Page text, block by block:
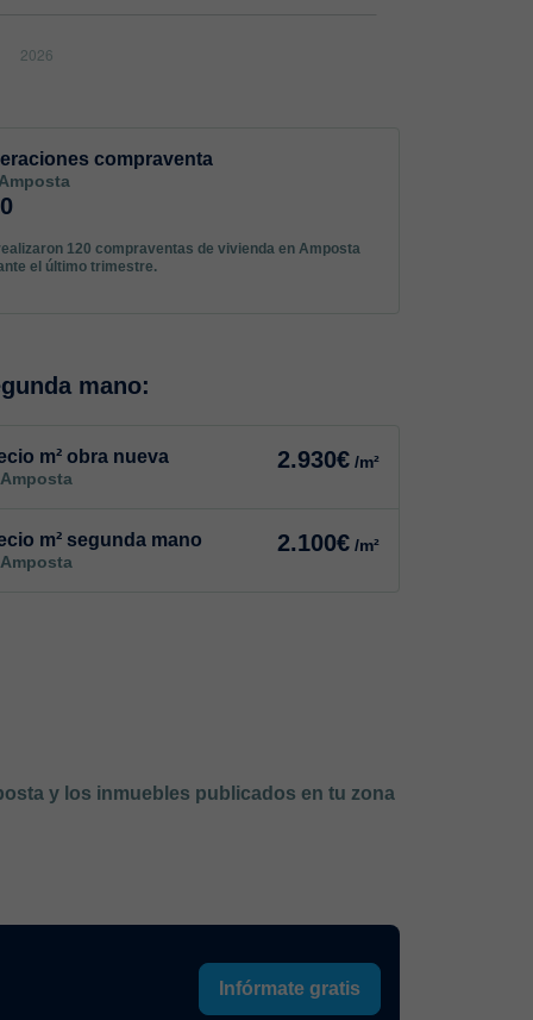
compraventa
120 compraventas de vivienda en Amposta
el último trimestre.
mano:
m² obra nueva 2.930€ /m²
m² segunda mano 2.100€ /m²
y los inmuebles publicados en tu zona
Infórmate gratis